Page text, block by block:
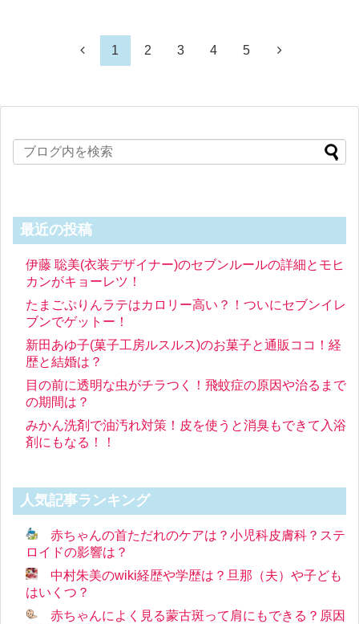
1 2 3 4 5
最近の投稿
伊藤 聡美(衣装デザイナー)のセブンルールの詳細とモヒ
カンがキョーレツ！
たまごぷりんラテはカロリー高い？！ついにセブンイレ
ブンでゲットー！
新田あゆ子(菓子工房ルスルス)のお菓子と通販ココ！経
歴と結婚は？
目の前に透明な虫がチラつく！飛蚊症の原因や治るまで
の期間は？
みかん洗剤で油汚れ対策！皮を使うと消臭もできて入浴
剤にもなる！！
人気記事ランキング
赤ちゃんの首ただれのケアは？小児科皮膚科？ステ
ロイドの影響は？
中村朱美のwiki経歴や学歴は？旦那（夫）や子ども
はいくつ？
赤ちゃんによく見る蒙古斑って肩にもできる？原因